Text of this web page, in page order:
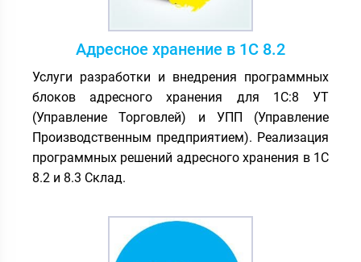
Адресное хранение в 1С 8.2
Услуги разработки и внедрения программных
блоков адресного хранения для 1С:8 УТ
(Управление Торговлей) и УПП (Управление
Производственным предприятием). Реализация
программных решений адресного хранения в 1С
8.2 и 8.3 Склад.